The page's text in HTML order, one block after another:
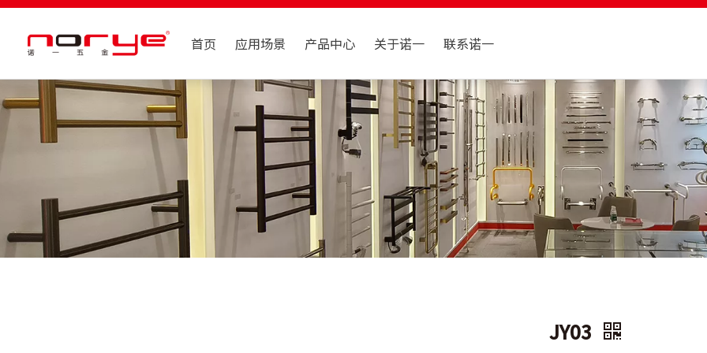
首页 应用场景 产品中心 关于诺一 联系诺一
JY03